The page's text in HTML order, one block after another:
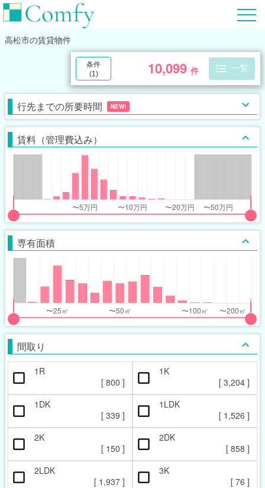
高松市の賃貸物件
10,099 件 一覧
条件
(1 )
行先までの所要時間 NEW!
賃料（管理費込み）
専有面積
間取り
1R
[ 800 ]
1K
[ 3,204 ]
1DK
[ 339 ]
1LDK
[ 1,526 ]
2K
[ 150 ]
2DK
[ 858 ]
2LDK
[ 1,937 ]
3K
[ 76 ]